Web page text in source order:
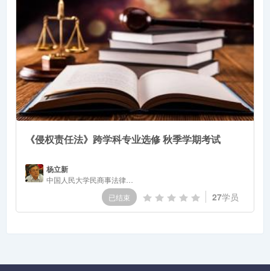
《侵权责任法》跨学科专业选修 秋季学期考试
杨立新
已结束
27学员